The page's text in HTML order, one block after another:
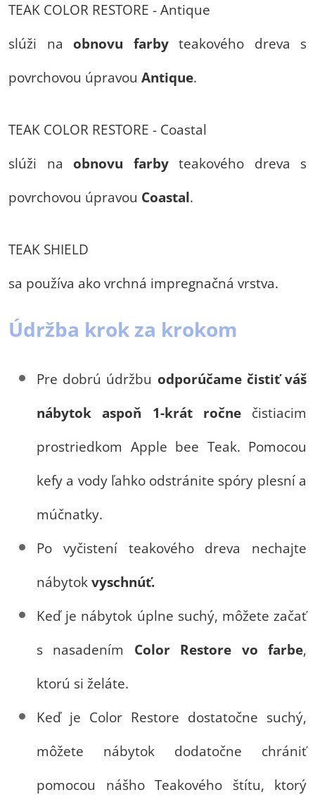
TEAK COLOR RESTORE - Antique
slúži na obnovu farby teakového dreva s
povrchovou úpravou Antique.
TEAK COLOR RESTORE - Coastal
slúži na obnovu farby teakového dreva s
povrchovou úpravou Coastal.
TEAK SHIELD
sa používa ako vrchná impregnačná vrstva.
Údržba krok za krokom
Pre dobrú údržbu odporúčame čistiť váš
nábytok aspoň 1-krát ročnečistiacim
prostriedkom Apple bee Teak. Pomocou
kefy a vody ľahko odstránite spóry plesní a
múčnatky.
Po vyčistení teakového dreva nechajte
nábytok vyschnúť.
Keď je nábytok úplne suchý, môžete začať
s nasadením Color Restore vo farbe,
ktorú si želáte.
Keď je Color Restore dostatočne suchý,
môžete nábytok dodatočne chrániť
pomocou nášho Teakového štítu, ktorý